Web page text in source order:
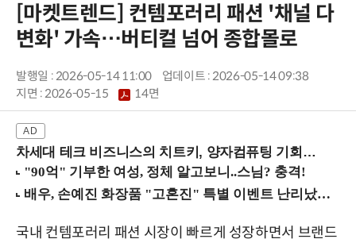
[마켓트렌드] 컨템포러리 패션 '채널 다
변화' 가속…버티컬 넘어 종합몰로
발행일 : 2026-05-14 11:00
업데이트 : 2026-05-14 09:38
지면 :2026-05-15 14면
차세대 테크 비즈니스의 치트키, 양자컴퓨팅 기회를 선점하라! (8/28 강남역)
국내 컨템포러리 패션 시장이 빠르게 성장하면서 브랜드